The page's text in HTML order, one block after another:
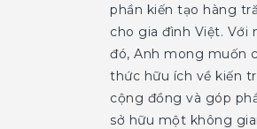
phần kiến tạo hàng
cho gia đình Việt. Với
đó, Anh mong muốn
thức hữu ích về kiến
cộng đồng và góp
sở hữu một không